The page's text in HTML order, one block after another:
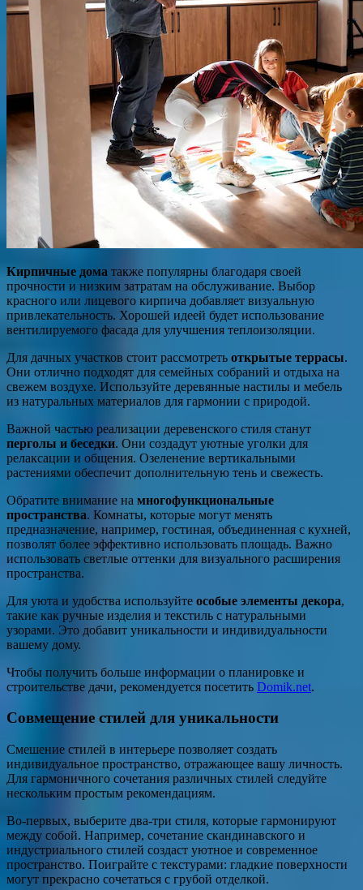
Кирпичные дома также популярны благодаря своей
прочности и низким затратам на обслуживание. Выбор
красного или лицевого кирпича добавляет визуальную
привлекательность. Хорошей идеей будет использование
вентилируемого фасада для улучшения теплоизоляции.
Для дачных участков стоит рассмотреть открытые террасы.
Они отлично подходят для семейных собраний и отдыха на
свежем воздухе. Используйте деревянные настилы и мебель
из натуральных материалов для гармонии с природой.
Важной частью реализации деревенского стиля станут
перголы и беседки. Они создадут уютные уголки для
релаксации и общения. Озеленение вертикальными
растениями обеспечит дополнительную тень и свежесть.
Обратите внимание на многофункциональные
пространства. Комнаты, которые могут менять
предназначение, например, гостиная, объединенная с кухней,
позволят более эффективно использовать площадь. Важно
использовать светлые оттенки для визуального расширения
пространства.
Для уюта и удобства используйте особые элементы декора,
такие как ручные изделия и текстиль с натуральными
узорами. Это добавит уникальности и индивидуальности
вашему дому.
Чтобы получить больше информации о планировке и
строительстве дачи, рекомендуется посетить Domik.net.
Совмещение стилей для уникальности
Смешение стилей в интерьере позволяет создать
индивидуальное пространство, отражающее вашу личность.
Для гармоничного сочетания различных стилей следуйте
нескольким простым рекомендациям.
Во-первых, выберите два-три стиля, которые гармонируют
между собой. Например, сочетание скандинавского и
индустриального стилей создаст уютное и современное
пространство. Поиграйте с текстурами: гладкие поверхности
могут прекрасно сочетаться с грубой отделкой.